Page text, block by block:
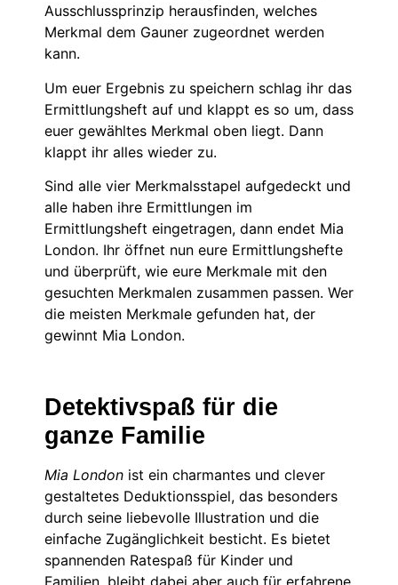
Ausschlussprinzip herausfinden, welches
Merkmal dem Gauner zugeordnet werden
kann.
Um euer Ergebnis zu speichern schlag ihr das
Ermittlungsheft auf und klappt es so um, dass
euer gewähltes Merkmal oben liegt. Dann
klappt ihr alles wieder zu.
Sind alle vier Merkmalsstapel aufgedeckt und
alle haben ihre Ermittlungen im
Ermittlungsheft eingetragen, dann endet Mia
London. Ihr öffnet nun eure Ermittlungshefte
und überprüft, wie eure Merkmale mit den
gesuchten Merkmalen zusammen passen. Wer
die meisten Merkmale gefunden hat, der
gewinnt Mia London.
Detektivspaß für die
ganze Familie
Mia London ist ein charmantes und clever
gestaltetes Deduktionsspiel, das besonders
durch seine liebevolle Illustration und die
einfache Zugänglichkeit besticht. Es bietet
spannenden Ratespaß für Kinder und
Familien, bleibt dabei aber auch für erfahrene